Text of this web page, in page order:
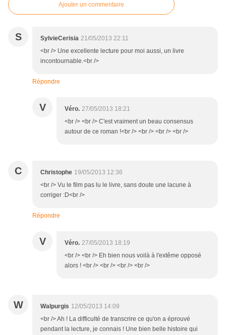
Ajouter un commentaire
S SylvieCerisia 21/05/2013 22:11
<br /> Une excellente lecture pour moi aussi, un livre
incontournable.<br />
Répondre
V Véro. 27/05/2013 18:21
<br /> <br /> C'est vraiment un beau consensus
autour de ce roman !<br /> <br /> <br /> <br />
C Christophe 19/05/2013 12:36
<br /> Vu le film pas lu le livre, sans doute une lacune à
corriger :D<br />
Répondre
V Véro. 27/05/2013 18:19
<br /> <br /> Eh bien nous voilà à l'extême opposé
alors ! <br /> <br /> <br /> <br />
W Walpurgis 12/05/2013 14:09
<br /> Ah ! La difficulté de transcrire ce qu'on a éprouvé
pendant la lecture, je connais ! Une bien belle histoire qui